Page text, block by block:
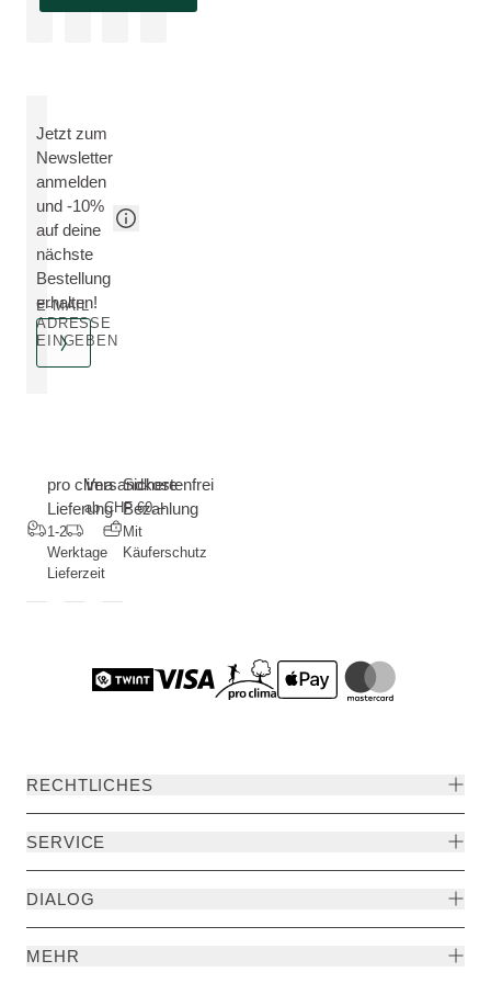
Jetzt zum
Newsletter
anmelden
und -10%
auf deine
nächste
Bestellung
erhalten!
E-MAIL
ADRESSE
EINGEBEN
pro clima
Lieferung
1-2
Werktage
Lieferzeit
Versandkostenfrei
ab CHF 60.--
Sichere
Bezahlung
Mit
Käuferschutz
RECHTLICHES
SERVICE
DIALOG
MEHR